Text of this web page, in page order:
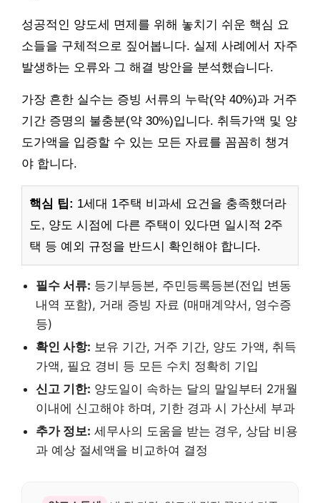
성공적인 양도세 면제를 위해 놓치기 쉬운 핵심 요
소들을 구체적으로 짚어봅니다. 실제 사례에서 자주
발생하는 오류와 그 해결 방안을 분석했습니다.
가장 흔한 실수는 증빙 서류의 누락(약 40%)과 거주
기간 증명의 불충분(약 30%)입니다. 취득가액 및 양
도가액을 입증할 수 있는 모든 자료를 꼼꼼히 챙겨
야 합니다.
핵심 팁: 1세대 1주택 비과세 요건을 충족했더라
도, 양도 시점에 다른 주택이 있다면 일시적 2주
택 등 예외 규정을 반드시 확인해야 합니다.
필수 서류: 등기부등본, 주민등록등본(전입 변동
내역 포함), 거래 증빙 자료 (매매계약서, 영수증
등)
확인 사항: 보유 기간, 거주 기간, 양도 가액, 취득
가액, 필요 경비 등 모든 수치 정확히 기입
신고 기한: 양도일이 속하는 달의 말일부터 2개월
이내에 신고해야 하며, 기한 경과 시 가산세 부과
추가 정보: 세무사의 도움을 받는 경우, 상담 비용
과 예상 절세액을 비교하여 결정